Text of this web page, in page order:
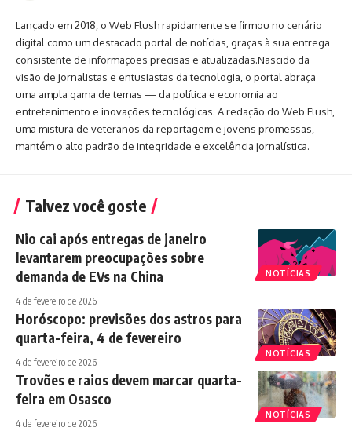
Lançado em 2018, o Web Flush rapidamente se firmou no cenário
digital como um destacado portal de notícias, graças à sua entrega
consistente de informações precisas e atualizadas.Nascido da
visão de jornalistas e entusiastas da tecnologia, o portal abraça
uma ampla gama de temas — da política e economia ao
entretenimento e inovações tecnológicas. A redação do Web Flush,
uma mistura de veteranos da reportagem e jovens promessas,
mantém o alto padrão de integridade e excelência jornalística.
Talvez você goste
NOTÍCIAS
Nio cai após entregas de janeiro
levantarem preocupações sobre
demanda de EVs na China
4 de fevereiro de 2026
NOTÍCIAS
Horóscopo: previsões dos astros para
quarta-feira, 4 de fevereiro
4 de fevereiro de 2026
NOTÍCIAS
Trovões e raios devem marcar quarta-
feira em Osasco
4 de fevereiro de 2026